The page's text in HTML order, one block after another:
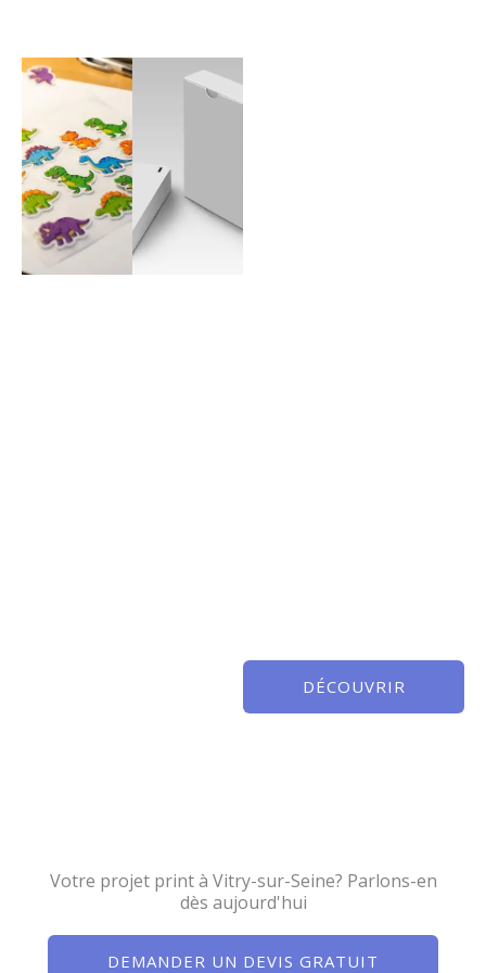
DÉCOUVRIR
Votre projet print à Vitry-sur-Seine? Parlons-en
dès aujourd'hui
DEMANDER UN DEVIS GRATUIT